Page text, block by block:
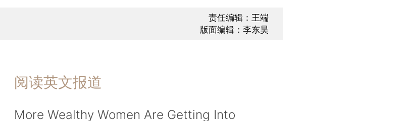
责任编辑：王端
版面编辑：李东昊
阅读英文报道
More Wealthy Women Are Getting Into